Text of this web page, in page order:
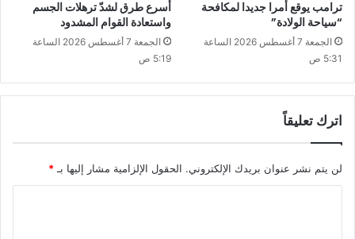
ترامب يوقع أمرا جديدا لمكافحة
“سياحة الولادة”
الجمعة 7 أغسطس 2026 الساعة
5:31 ص
أسرع طرق لشدّ ترهلات الجسم
واستعادة القوام المشدود
الجمعة 7 أغسطس 2026 الساعة
5:19 ص
اترك تعليقاً
لن يتم نشر عنوان بريدك الإلكتروني. الحقول الإلزامية مشار إليها بـ *